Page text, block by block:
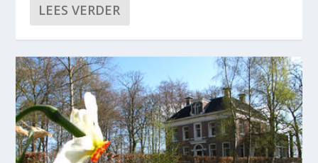
LEES VERDER